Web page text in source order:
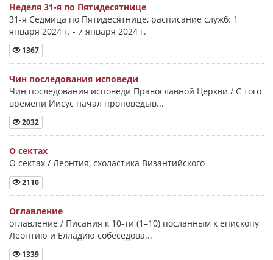
Неделя 31-я по Пятидесятнице
31-я Седмица по Пятидесятнице, расписание служб: 1
января 2024 г. - 7 января 2024 г.
1367
Чин последования исповеди
Чин последования исповеди Православной Церкви / С того
времени Иисус начал проповедыв...
2032
О сектах
О сектах / Леонтия, схоластика Византийского
2110
Оглавление
оглавление / Писания к 10-ти (1–10) посланным к епископу
Леонтию и Елладию собеседова...
1339